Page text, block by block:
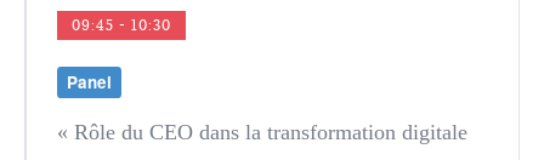
09:45 - 10:30
Panel
« Rôle du CEO dans la transformation digitale